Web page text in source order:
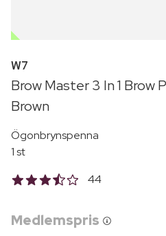
OUTLET
W7
Brow Master 3 In 1 Brow
Brown
Ögonbrynspenna
1 st
44
Medlemspris